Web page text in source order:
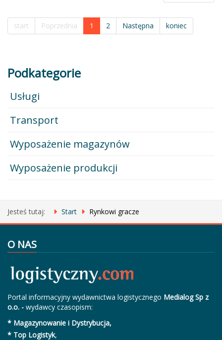
start Poprzednia 1 2 Następna koniec
Podkategorie
Usługi
Transport
Wyposażenie magazynów
Wyposażenie produkcji
Jesteś tutaj: Start Rynkowi gracze
O NAS
Portal informacyjny wydawnictwa logistycznego Medialog Sp z
o.o. - wydawcy czasopism:
* Magazynowanie i Dystrybucja,
* Top Logistyk,